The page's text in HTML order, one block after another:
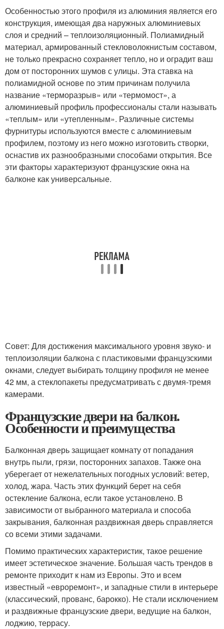
Особенностью этого профиля из алюминия является его
конструкция, имеющая два наружных алюминиевых
слоя и средний – теплоизоляционный. Полиамидный
материал, армированный стекловолокнистым составом,
не только прекрасно сохраняет тепло, но и оградит ваш
дом от посторонних шумов с улицы. Эта ставка на
полиамидной основе по этим причинам получила
название «терморазрыв» или «термомост», а
алюминиевый профиль профессионалы стали называть
«теплым» или «утепленным». Различные системы
фурнитуры используются вместе с алюминиевым
профилем, поэтому из него можно изготовить створки,
оснастив их разнообразными способами открытия. Все
эти факторы характеризуют французские окна на
балконе как универсальные.
Совет: Для достижения максимального уровня звуко- и
теплоизоляции балкона с пластиковыми французскими
окнами, следует выбирать толщину профиля не менее
42 мм, а стеклопакеты предусматривать с двумя-тремя
камерами.
Французские двери на балкон.
Особенности и преимущества
Балконная дверь защищает комнату от попадания
внутрь пыли, грязи, посторонних запахов. Также она
уберегает от нежелательных погодных условий: ветер,
холод, жара. Часть этих функций берет на себя
остекление балкона, если такое установлено. В
зависимости от выбранного материала и способа
закрывания, балконная раздвижная дверь справляется
со всеми этими задачами.
Помимо практических характеристик, такое решение
имеет эстетическое значение. Большая часть трендов в
ремонте приходит к нам из Европы. Это и всем
известный «евроремонт», и западные стили в интерьере
(классический, прованс, барокко). Не стали исключением
и раздвижные французские двери, ведущие на балкон,
лоджию, террасу.